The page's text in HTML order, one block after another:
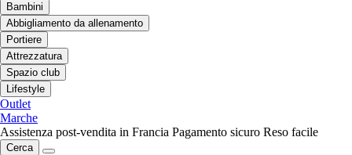
Bambini
Abbigliamento da allenamento
Portiere
Attrezzatura
Spazio club
Lifestyle
Outlet
Marche
Assistenza post-vendita in Francia Pagamento sicuro Reso facile
Cerca